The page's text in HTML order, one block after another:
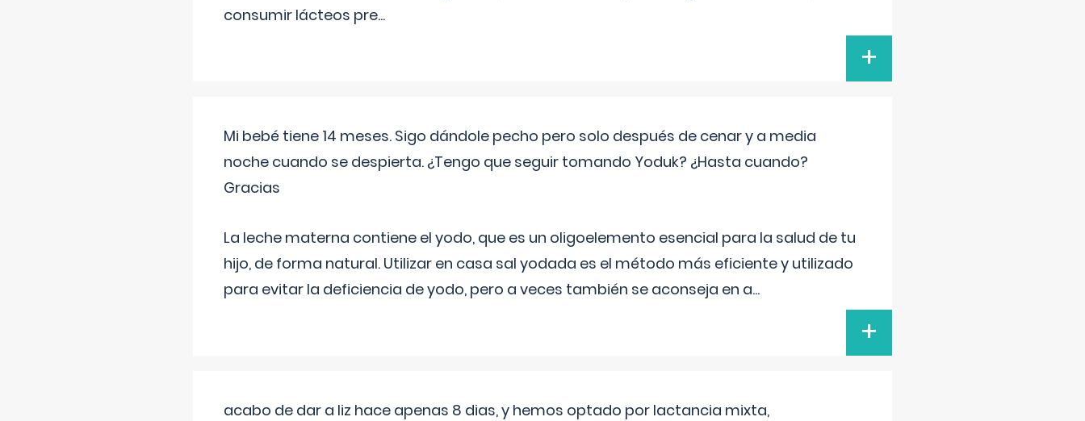
consumir lácteos pre...
+
Mi bebé tiene 14 meses. Sigo dándole pecho pero solo después de cenar y a media
noche cuando se despierta. ¿Tengo que seguir tomando Yoduk? ¿Hasta cuando?
Gracias
La leche materna contiene el yodo, que es un oligoelemento esencial para la salud de tu
hijo, de forma natural. Utilizar en casa sal yodada es el método más eficiente y utilizado
para evitar la deficiencia de yodo, pero a veces también se aconseja en a...
+
acabo de dar a liz hace apenas 8 dias, y hemos optado por lactancia mixta,